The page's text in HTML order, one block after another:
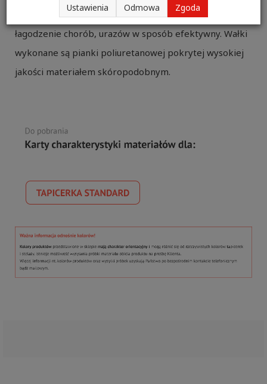
rehabilitacyjnych mających na celu leczenie lub
łagodzenie chorób, urazów w sposób efektywny. Wałki
wykonane są pianki poliuretanowej pokrytej wysokiej
jakości materiałem skóropodobnym.
Ustawienia Odmowa Zgoda